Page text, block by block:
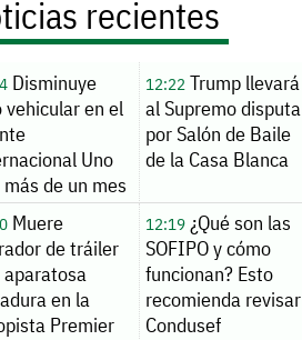
recientes
Disminuye
vehicular en el
Uno
de un mes
filas
12:22Trump llevará
al Supremo disputa
por Salón de Baile
de la Casa Blanca
Muere
de tráiler
en la
Premier
12:19¿Qué son las
SOFIPO y cómo
funcionan? Esto
recomienda revisar
Condusef